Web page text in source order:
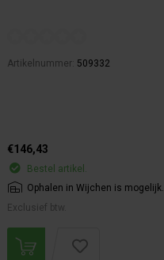
Artikelnummer: 509332
€146,43
Bestel artikel.
Ophalen in Wijchen is mogelijk.
Exclusief btw.